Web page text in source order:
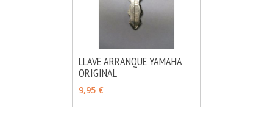
VER OPCIONES
LLAVE ARRANQUE YAMAHA
ORIGINAL
9,95 €